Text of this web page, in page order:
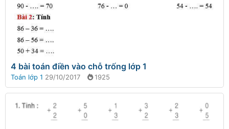
4 bài toán điền vào chỗ trống lớp 1
Toán lớp 1 29/10/2017 1925